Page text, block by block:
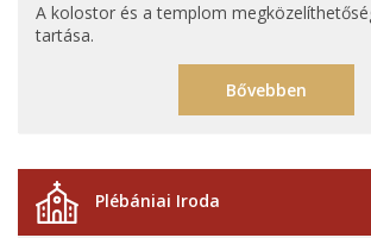
A kolostor és a templom
tartása.
Bővebben
Plébániai Iroda